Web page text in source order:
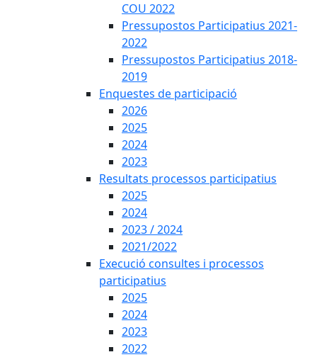
COU 2022
Pressupostos Participatius 2021-
2022
Pressupostos Participatius 2018-
2019
Enquestes de participació
2026
2025
2024
2023
Resultats processos participatius
2025
2024
2023 / 2024
2021/2022
Execució consultes i processos
participatius
2025
2024
2023
2022